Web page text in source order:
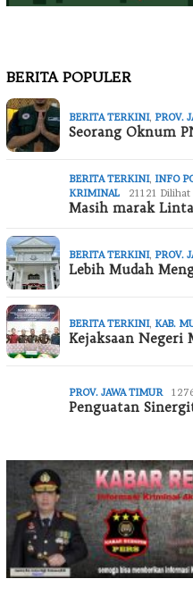
BERITA POPULER
BERITA TERKINI, PROV.
Seorang Oknum
BERITA TERKINI, INFO
KRIMINAL
21121 Dilihat
Masih marak
BERITA TERKINI, PROV.
Lebih Mudah
BERITA TERKINI, KAB.
Kejaksaan Negeri
PROV. JAWA TIMUR
Penguatan